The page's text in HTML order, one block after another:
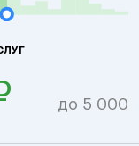
до 5 000